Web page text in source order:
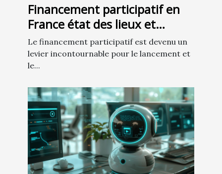
Financement participatif en
France état des lieux et
opportunités pour les
startups en 2023
Le financement participatif est devenu un
levier incontournable pour le lancement et
le...